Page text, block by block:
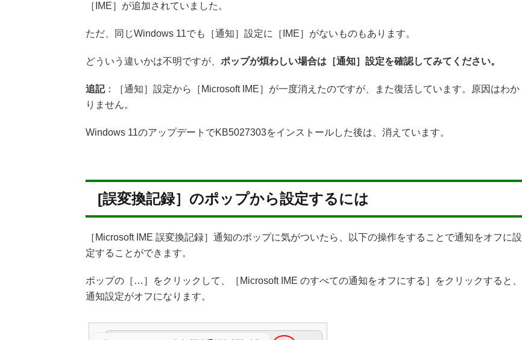
［IME］が追加されていました。
ただ、同じWindows 11でも［通知］設定に［IME］がないものもあります。
どういう違いかは不明ですが、 ポップが煩わしい場合は［通知］設定を確認してみてください。
追記：［通知］設定から［Microsoft IME］が一度消えたのですが、また復活しています。原因はわか
りません。
Windows 11のアップデートでKB5027303をインストールした後は、消えています。
[誤変換記録］のポップから設定するには
［Microsoft IME 誤変換記録］通知のポップに気がついたら、以下の操作をすることで通知をオフに設
定することができます。
ポップの［…］をクリックして、［Microsoft IME のすべての通知をオフにする］をクリックすると、
通知設定がオフになります。